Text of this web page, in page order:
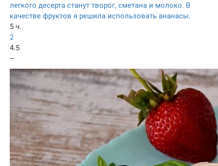
легкого десерта станут творог, сметана и молоко. В
качестве фруктов я решила использовать ананасы.
5 ч.
2
4.5
–